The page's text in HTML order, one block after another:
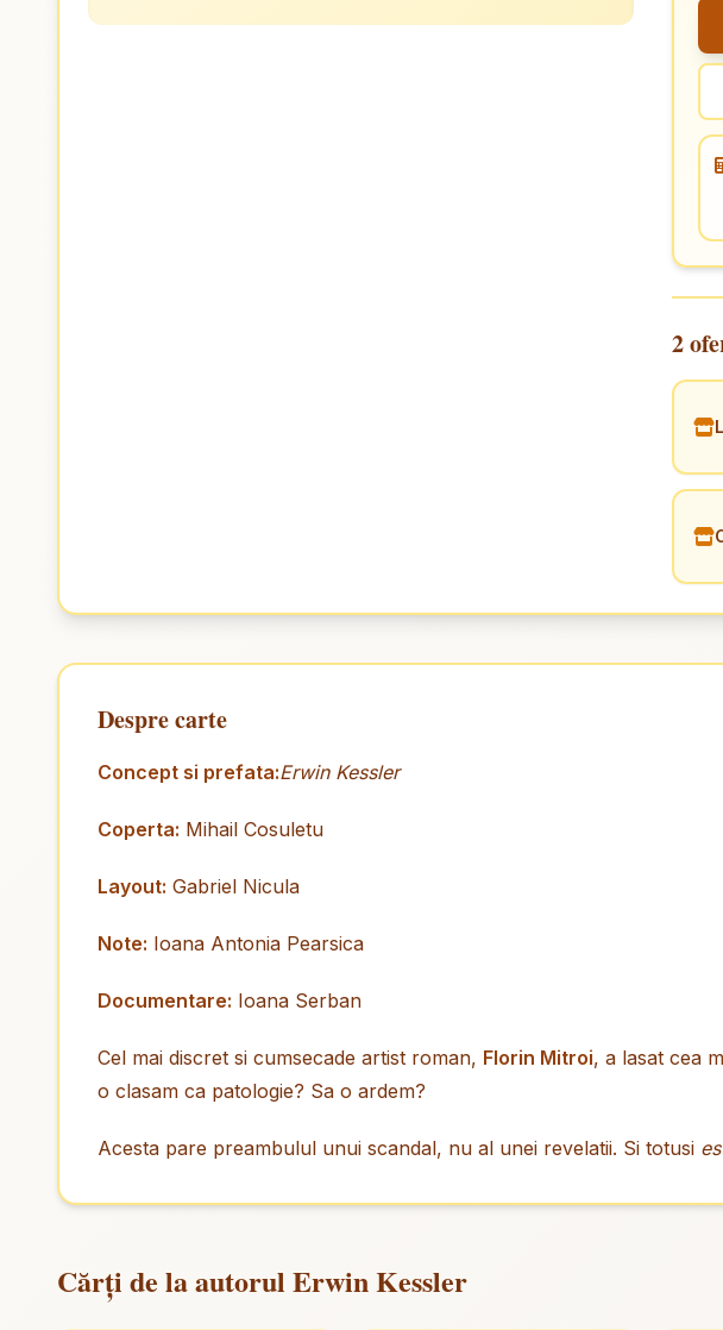
2
Despre carte
Concept si prefata:Erwin Kessler
Coperta: Mihail Cosuletu
Layout: Gabriel Nicula
Note: Ioana Antonia Pearsica
Documentare: Ioana Serban
Cel mai discret si cumsecade artist roman, Florin Mitroi, a lasat cea
o clasam ca patologie? Sa o ardem?
Acesta pare preambulul unui scandal, nu al unei revelatii. Si totusi
Cărți de la autorul Erwin Kessler